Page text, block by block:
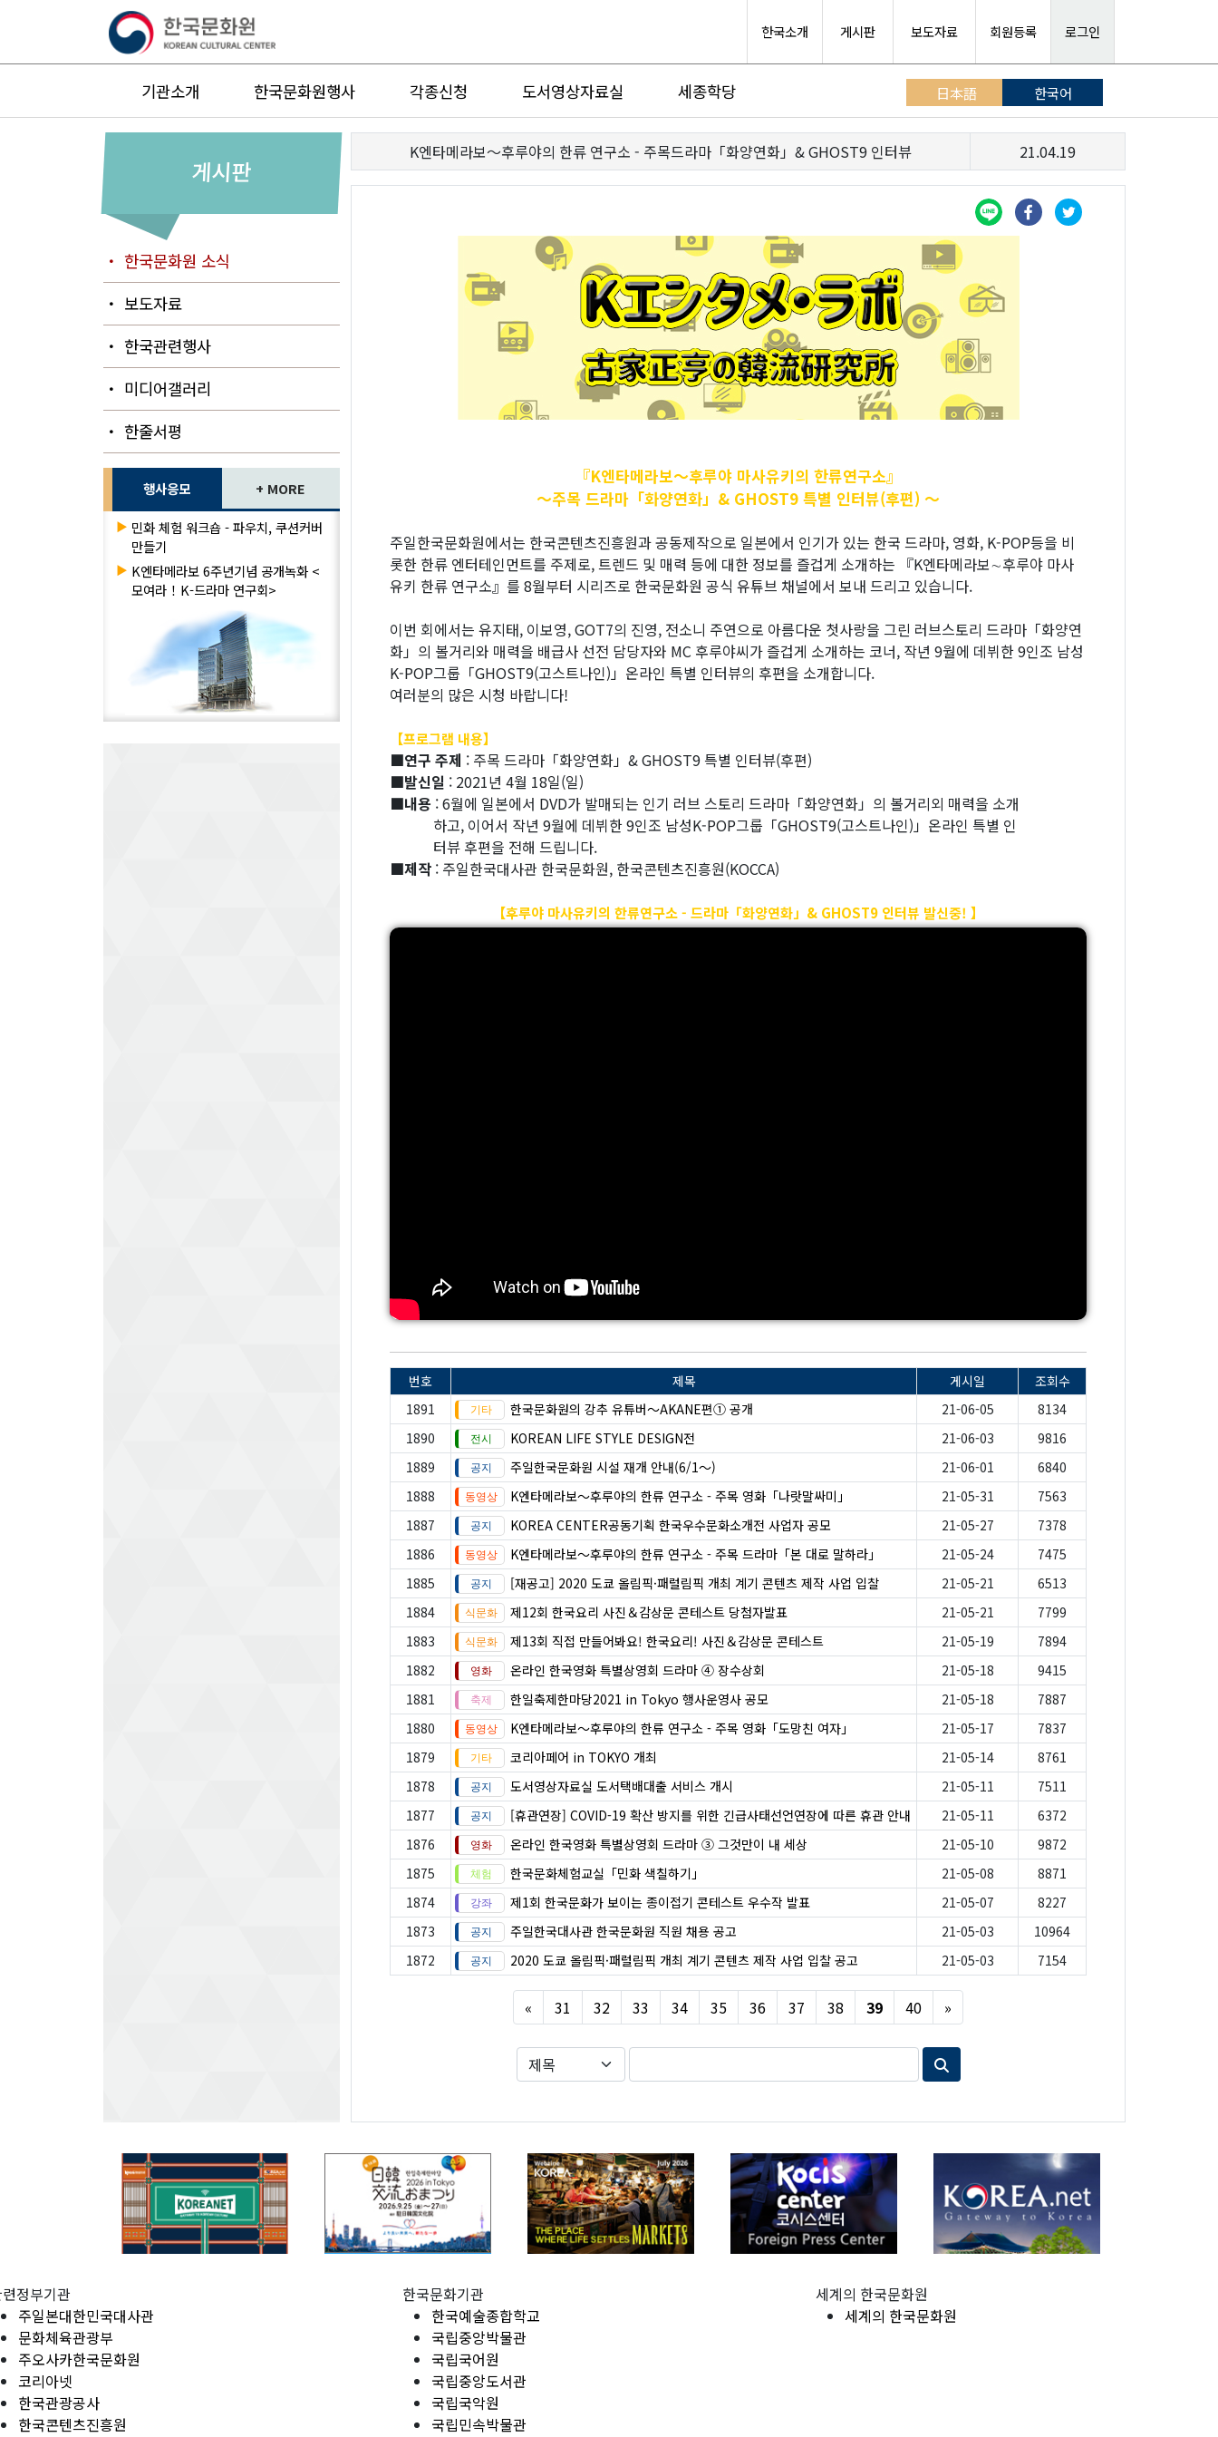
한국소개 게시판 보도자료 회원등록 로그인
기관소개 한국문화원행사 각종신청 도서영상자료실 세종학당 日本語 한국어
게시판
・ 한국문화원 소식
・ 보도자료
・ 한국관련행사
・ 미디어갤러리
・ 한줄서평
행사응모 + MORE
▶ 민화 체험 워크숍 - 파우치, 쿠션커버
만들기
▶ K엔타메라보 6주년기념 공개녹화 <
모여라！K-드라마 연구회>
K엔타메라보～후루야의 한류 연구소 - 주목드라마「화양연화」& GHOST9 인터뷰 21.04.19
『K엔타메라보～후루야 마사유키의 한류연구소』
～주목 드라마「화양연화」& GHOST9 특별 인터뷰(후편) ～
주일한국문화원에서는 한국콘텐츠진흥원과 공동제작으로 일본에서 인기가 있는 한국 드라마, 영화, K-POP등을 비
롯한 한류 엔터테인먼트를 주제로, 트렌드 및 매력 등에 대한 정보를 즐겁게 소개하는 『K엔타메라보∼후루야 마사
유키 한류 연구소』를 8월부터 시리즈로 한국문화원 공식 유튜브 채널에서 보내 드리고 있습니다.
이번 회에서는 유지태, 이보영, GOT7의 진영, 전소니 주연으로 아름다운 첫사랑을 그린 러브스토리 드라마「화양연
화」의 볼거리와 매력을 배급사 선전 담당자와 MC 후루야씨가 즐겁게 소개하는 코너, 작년 9월에 데뷔한 9인조 남성
K-POP그룹「GHOST9(고스트나인)」온라인 특별 인터뷰의 후편을 소개합니다.
여러분의 많은 시청 바랍니다!
【프로그램 내용】
■연구 주제 : 주목 드라마「화양연화」& GHOST9 특별 인터뷰(후편)
■발신일 : 2021년 4월 18일(일)
■내용 : 6월에 일본에서 DVD가 발매되는 인기 러브 스토리 드라마「화양연화」의 볼거리외 매력을 소개
하고, 이어서 작년 9월에 데뷔한 9인조 남성K-POP그룹「GHOST9(고스트나인)」온라인 특별 인
터뷰 후편을 전해 드립니다.
■제작 : 주일한국대사관 한국문화원, 한국콘텐츠진흥원(KOCCA)
【후루야 마사유키의 한류연구소 - 드라마「화양연화」& GHOST9 인터뷰 발신중! 】
번호 제목 게시일
조회수
1891
한국문화원의 강추 유튜버～AKANE편① 공개 21-06-05
8134
1890
KOREAN LIFE STYLE DESIGN전 21-06-03
9816
1889
​​​​​​​주일한국문화원 시설 재개 안내(6/1～) 21-06-01
6840
1888
K엔타메라보～후루야의 한류 연구소 - 주목 영화「나랏말싸미」 21-05-31
7563
1887
KOREA CENTER공동기획 한국우수문화소개전 사업자 공모 21-05-27
7378
1886
K엔타메라보～후루야의 한류 연구소 - 주목 드라마「본 대로 말하라」 21-05-24
7475
1885
[재공고] 2020 도쿄 올림픽·패럴림픽 개최 계기 콘텐츠 제작 사업 입찰 21-05-21
6513
1884
제12회 한국요리 사진＆감상문 콘테스트 당첨자발표 21-05-21
7799
1883
제13회 직접 만들어봐요! 한국요리! 사진＆감상문 콘테스트 21-05-19
7894
1882
온라인 한국영화 특별상영회 드라마 ④ 장수상회 21-05-18
9415
1881
한일축제한마당2021 in Tokyo 행사운영사 공모 21-05-18
7887
1880
K엔타메라보～후루야의 한류 연구소 - 주목 영화「도망친 여자」 21-05-17
7837
1879
코리아페어 in TOKYO 개최 21-05-14
8761
1878
도서영상자료실 도서택배대출 서비스 개시 21-05-11
7511
1877
[휴관연장] COVID-19 확산 방지를 위한 긴급사태선언연장에 따른 휴관 안내 21-05-11
6372
1876
온라인 한국영화 특별상영회 드라마 ③ 그것만이 내 세상 21-05-10
9872
1875
한국문화체험교실「민화 색칠하기」 21-05-08
8871
1874
제1회 한국문화가 보이는 종이접기 콘테스트 우수작 발표 21-05-07
8227
1873
주일한국대사관 한국문화원 직원 채용 공고 21-05-03
10964
1872
2020 도쿄 올림픽·패럴림픽 개최 계기 콘텐츠 제작 사업 입찰 공고 21-05-03 7154
« Previous
31 32 33 34 35 36 37 38 39 40 »
정부기관
주일본대한민국대사관
문화체육관광부
주오사카한국문화원
코리아넷
한국관광공사
한국콘텐츠진흥원
한국문화기관
한국예술종합학교
국립중앙박물관
국립국어원
국립중앙도서관
국립국악원
국립민속박물관
세계의 한국문화원
세계의 한국문화원